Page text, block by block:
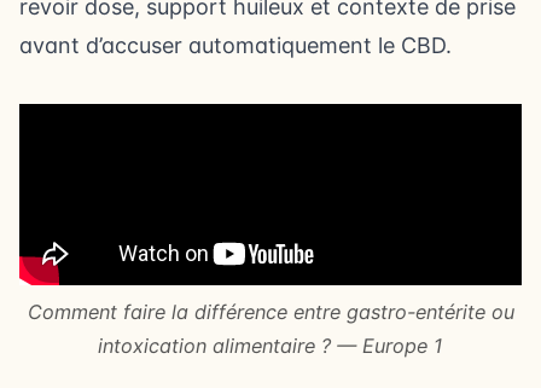
revoir dose, support huileux et contexte de prise
avant d’accuser automatiquement le CBD.
Comment faire la différence entre gastro-entérite ou
intoxication alimentaire ? — Europe 1